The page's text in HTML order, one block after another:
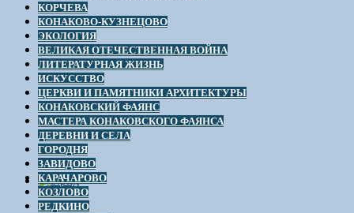
КОРЧЕВА
КОНАКОВО-КУЗНЕЦОВО
ЭКОЛОГИЯ
ВЕЛИКАЯ ОТЕЧЕСТВЕННАЯ ВОЙНА
ЛИТЕРАТУРНАЯ ЖИЗНЬ
ИСКУССТВО
ЦЕРКВИ И ПАМЯТНИКИ АРХИТЕКТУРЫ
КОНАКОВСКИЙ ФАЯНС
МАСТЕРА КОНАКОВСКОГО ФАЯНСА
ДЕРЕВНИ И СЕЛА
ГОРОДНЯ
ЗАВИДОВО
КАРАЧАРОВО
КОЗЛОВО
РЕДКИНО